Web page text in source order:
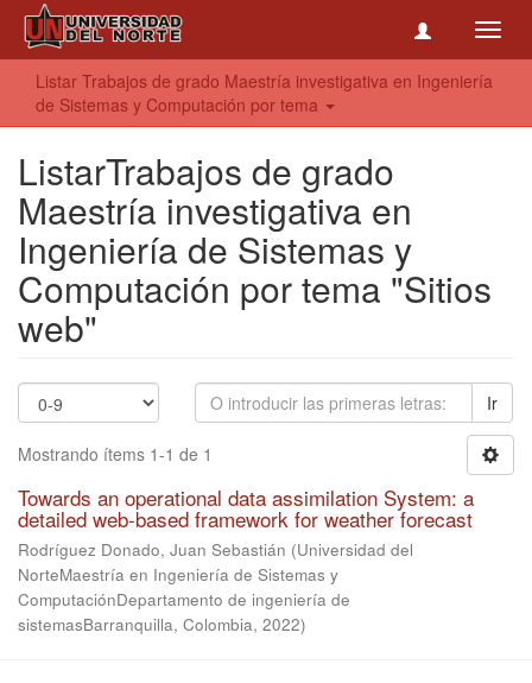
Listar Trabajos de grado Maestría investigativa en Ingeniería
de Sistemas y Computación por tema
ListarTrabajos de grado
Maestría investigativa en
Ingeniería de Sistemas y
Computación por tema "Sitios
web"
Ir
Mostrando ítems 1-1 de 1
Towards an operational data assimilation System: a
detailed web-based framework for weather forecast
Rodríguez Donado, Juan Sebastián (Universidad del
NorteMaestría en Ingeniería de Sistemas y
ComputaciónDepartamento de ingeniería de
sistemasBarranquilla, Colombia, 2022)